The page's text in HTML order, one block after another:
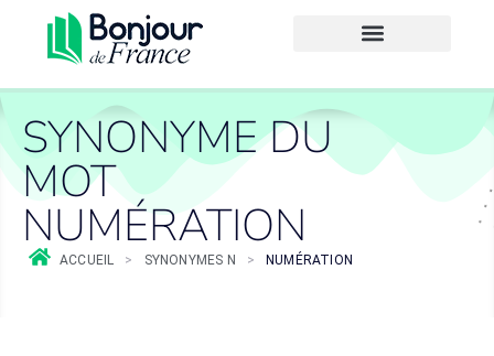
SYNONYME DU
MOT
NUMÉRATION
ACCUEIL > SYNONYMES N > NUMÉRATION